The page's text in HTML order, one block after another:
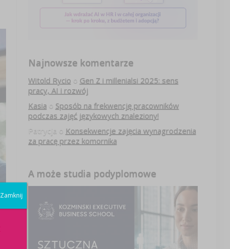
Najnowsze komentarze
Witold Rycio o Gen Z i millenialsi 2025: sens
pracy, AI i rozwój
Kasia o Sposób na frekwencję pracowników
podczas zajęć językowych znaleziony!
Patrycja o Konsekwencje zajęcia wynagrodzenia
za pracę przez komornika
A może studia podyplomowe
Zamknij